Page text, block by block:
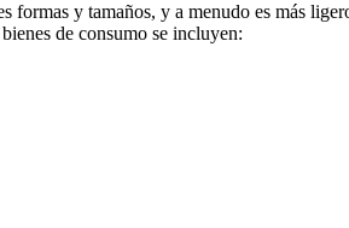
formas y tamaños, y a menudo es más
de consumo se incluyen: